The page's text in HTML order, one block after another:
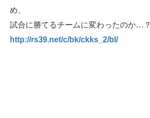
め、
試合に勝てるチームに変わったのか…？
http://rs39.net/c/bk/ckks_2/bl/